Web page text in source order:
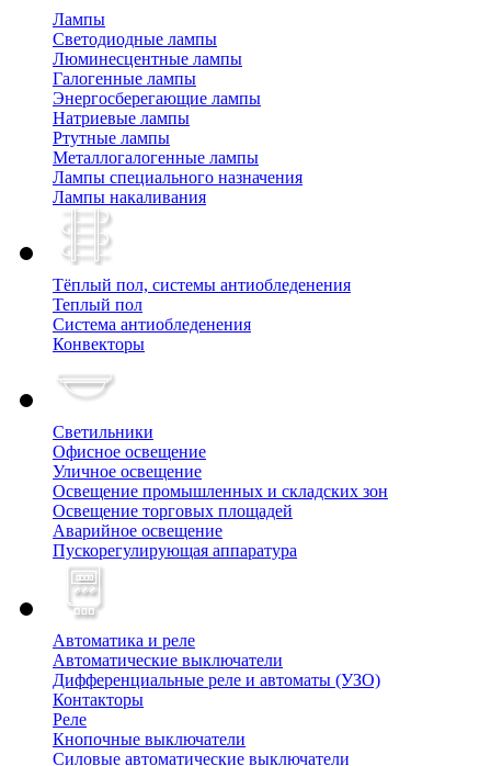
Лампы
Cветодиодные лампы
Люминесцентные лампы
Галогенные лампы
Энергосберегающие лампы
Натриевые лампы
Ртутные лампы
Металлогалогенные лампы
Лампы специального назначения
Лампы накаливания
Тёплый пол, cистемы антиобледенения
Теплый пол
Система антиобледенения
Конвекторы
Светильники
Офисное освещение
Уличное освещение
Освещение промышленных и складских зон
Освещение торговых площадей
Аварийное освещение
Пускорегулирующая аппаратура
Автоматика и реле
Автоматические выключатели
Дифференциальные реле и автоматы (УЗО)
Контакторы
Реле
Кнопочные выключатели
Силовые автоматические выключатели